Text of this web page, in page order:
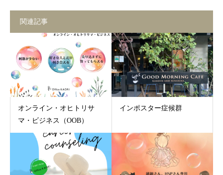
関連記事
オンライン・オヒトリサ
マ・ビジネス（OOB）
インポスター症候群